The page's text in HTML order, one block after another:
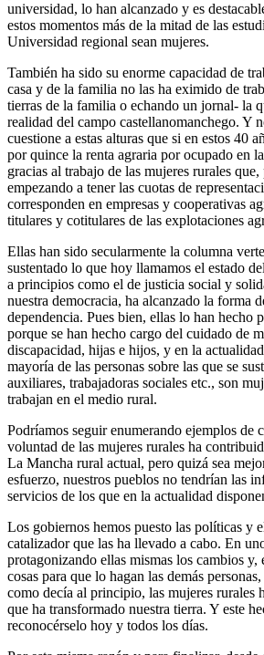
universidad, lo han alcanzado y es
estos momentos más de la mitad de las
Universidad regional sean mujeres.
También ha sido su enorme capacidad de
casa y de la familia no las ha eximido de
tierras de la familia o echando un jornal- la
realidad del campo castellanomanchego. Y
cuestione a estas alturas que si en estos 40
por quince la renta agraria por ocupado en
gracias al trabajo de las mujeres rurales
empezando a tener las cuotas de
corresponden en empresas y cooperativas
titulares y cotitulares de las explotaciones
Ellas han sido secularmente la columna
sustentado lo que hoy llamamos el estado
a principios como el de justicia social y
nuestra democracia, ha alcanzado la forma
dependencia. Pues bien, ellas lo han hecho
porque se han hecho cargo del cuidado de
discapacidad, hijas e hijos, y en la
mayoría de las personas sobre las que se
auxiliares, trabajadoras sociales etc., son
trabajan en el medio rural.
Podríamos seguir enumerando ejemplos de
voluntad de las mujeres rurales ha
La Mancha rural actual, pero quizá sea
esfuerzo, nuestros pueblos no tendrían las
servicios de los que en la actualidad
Los gobiernos hemos puesto las políticas y
catalizador que las ha llevado a cabo. En
protagonizando ellas mismas los cambios
cosas para que lo hagan las demás
como decía al principio, las mujeres rurales
que ha transformado nuestra tierra. Y este
reconocérselo hoy y todos los días.